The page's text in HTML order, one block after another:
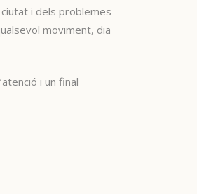
ciutat i dels problemes
moviment, dia
i un final